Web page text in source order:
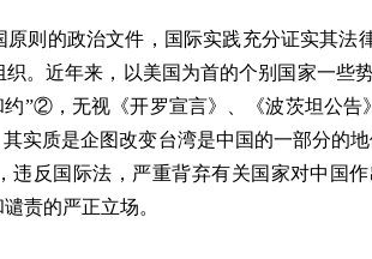
的政治文件，国际实践充分证实其法
。近年来，以美国为首的个别国家一些
”②，无视《开罗宣言》、《波茨坦公
实质是企图改变台湾是中国的一部分的
违反国际法，严重背弃有关国家对中国
责的严正立场。